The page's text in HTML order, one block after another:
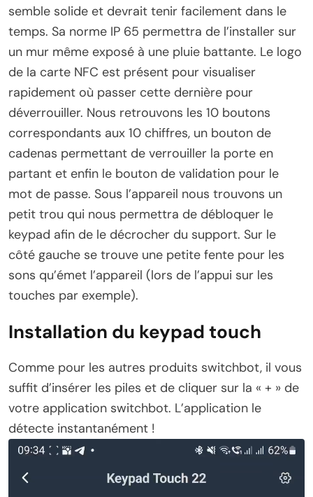
semble solide et devrait tenir facilement dans le
temps. Sa norme IP 65 permettra de l’installer sur
un mur même exposé à une pluie battante. Le logo
de la carte NFC est présent pour visualiser
rapidement où passer cette dernière pour
déverrouiller. Nous retrouvons les 10 boutons
correspondants aux 10 chiffres, un bouton de
cadenas permettant de verrouiller la porte en
partant et enfin le bouton de validation pour le
mot de passe. Sous l’appareil nous trouvons un
petit trou qui nous permettra de débloquer le
keypad afin de le décrocher du support. Sur le
côté gauche se trouve une petite fente pour les
sons qu’émet l’appareil (lors de l’appui sur les
touches par exemple).
Installation du keypad touch
Comme pour les autres produits switchbot, il vous
suffit d’insérer les piles et de cliquer sur la « + » de
votre application switchbot. L’application le
détecte instantanément !